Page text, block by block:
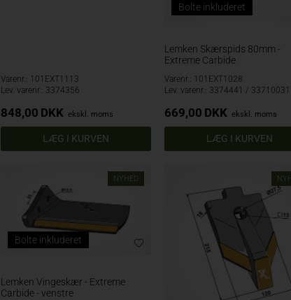
Varenr.: 101EXT1113
Lev. varenr.: 3374356
848,00 DKK ekskl. moms
Bolte inkluderet
Lemken Skærspids 80mm -
Extreme Carbide
Varenr.: 101EXT1028
Lev. varenr.: 3374441 / 33710031
669,00 DKK ekskl. moms
NYHED
Bolte inkluderet
Lemken Vingeskær - Extreme
Carbide - venstre